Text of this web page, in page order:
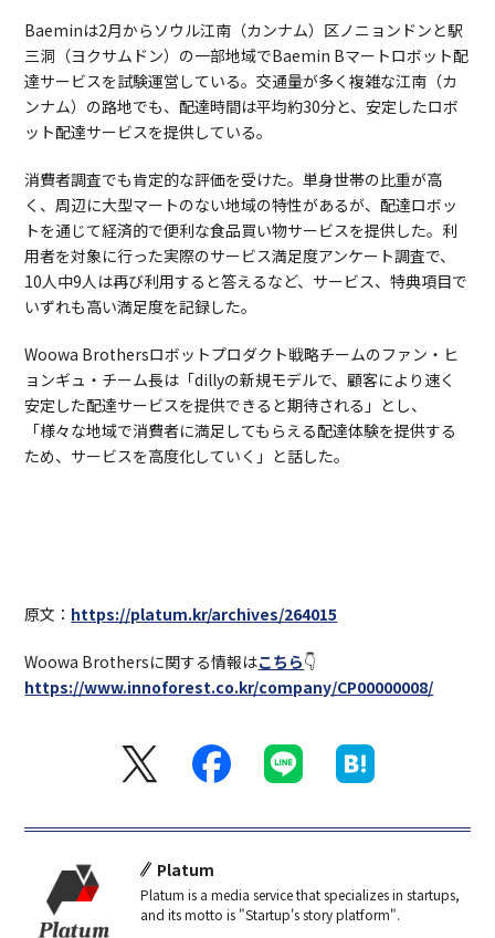
Baeminは2月からソウル江南（カンナム）区ノニョンドンと駅
三洞（ヨクサムドン）の一部地域でBaemin Bマートロボット配
達サービスを試験運営している。交通量が多く複雑な江南（カ
ンナム）の路地でも、配達時間は平均約30分と、安定したロボ
ット配達サービスを提供している。
消費者調査でも肯定的な評価を受けた。単身世帯の比重が高
く、周辺に大型マートのない地域の特性があるが、配達ロボッ
トを通じて経済的で便利な食品買い物サービスを提供した。利
用者を対象に行った実際のサービス満足度アンケート調査で、
10人中9人は再び利用すると答えるなど、サービス、特典項目で
いずれも高い満足度を記録した。
Woowa Brothersロボットプロダクト戦略チームのファン・ヒ
ョンギュ・チーム長は「dillyの新規モデルで、顧客により速く
安定した配達サービスを提供できると期待される」とし、
「様々な地域で消費者に満足してもらえる配達体験を提供する
ため、サービスを高度化していく」と話した。
原文： https://platum.kr/archives/264015
Woowa Brothersに関する情報はこちら👇
https://www.innoforest.co.kr/company/CP00000008/
Platum
Platum is a media service that specializes in startups,
and its motto is "Startup's story platform".